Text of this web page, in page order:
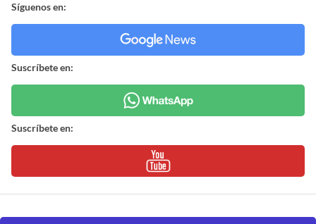
Síguenos en:
Suscríbete en:
Suscríbete en: